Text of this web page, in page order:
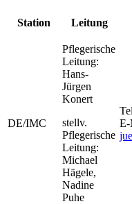
Station Leitung
DE/IMC
Pflegerische
Leitung:
Hans-
Jürgen
Konert
stellv.
Pflegerische
Leitung:
Michael
Hägele,
Nadine
Puhe
E-